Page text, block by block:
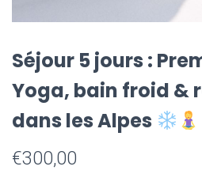
Séjour 5 jours :
Yoga, bain froid &
dans les Alpes
€300,00